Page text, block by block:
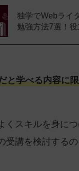
独学でWebライ
勉強方法7選！
と学べる内容に
くスキルを身に
受講を検討する